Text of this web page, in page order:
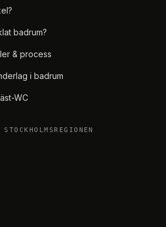
badrum?
& process
i badrum
WC